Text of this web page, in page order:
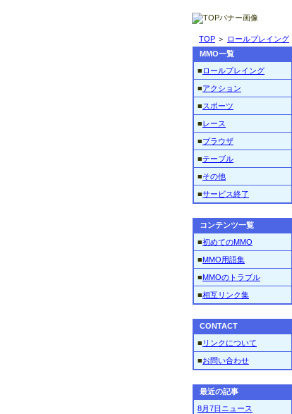
TOP ＞ ロールプレイング
MMO一覧
■ ロールプレイング
■アクション
■スポーツ
■レース
■ブラウザ
■テーブル
■その他
■サービス終了
コンテンツ一覧
■初めてのMMO
■MMO用語集
■MMOのトラブル
■相互リンク集
CONTACT
■ リンクについて
■お問い合わせ
最近の記事
8月7日ニュース